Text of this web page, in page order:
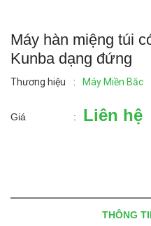
Máy hàn miệng túi
Kunba dạng đứng
Thương hiệu : Máy Miền Bắc
Giá : Liên hệ
THÔNG